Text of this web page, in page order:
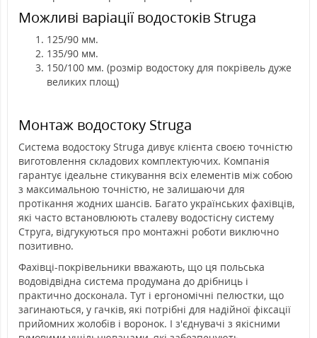
Можливі варіації водостоків Struga
125/90 мм.
135/90 мм.
150/100 мм. (розмір водостоку для покрівель дуже
великих площ)
Монтаж водостоку Struga
Система водостоку Struga дивує клієнта своєю точністю
виготовлення складових комплектуючих. Компанія
гарантує ідеальне стикування всіх елементів між собою
з максимальною точністю, не залишаючи для
протікання жодних шансів. Багато українських фахівців,
які часто встановлюють сталеву водостісну систему
Струга, відгукуються про монтажні роботи виключно
позитивно.
Фахівці-покрівельники вважають, що ця польська
водовідвідна система продумана до дрібниць і
практично досконала. Тут і ергономічні пелюстки, що
загинаються, у гачків, які потрібні для надійної фіксації
прийомних жолобів і воронок. І з'єднувачі з якісними